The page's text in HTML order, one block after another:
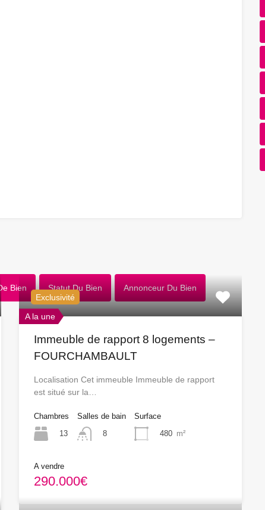
Bien Statut Du Bien Annonceur Du Bien
A la une
Exclusivité
Immeuble de rapport 8 logements –
FOURCHAMBAULT
Localisation Cet immeuble Immeuble de rapport
est situé sur la…
Chambres
13
Salles de bain
8
Surface
480 m²
A vendre
290.000€